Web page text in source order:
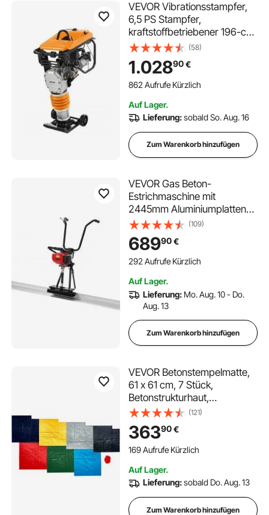
VEVOR Vibrationsstampfer,
6,5 PS Stampfer,
kraftstoffbetriebener 196-cc-
Grabenstampfer, 3600 lbs
Schlagkraft, 26 Zoll max.
Verdichtungstiefe, für Erde,
Kies, Fundamente,
(58)
1.02890€
862 Aufrufe Kürzlich
Auf Lager.
Lieferung:sobald So. Aug. 16
Zum Warenkorb hinzufügen
VEVOR Gas Beton-
Estrichmaschine mit
2445mm Aluminiumplatten-
Geradekantenstangensatz,
4-Takt-Vibrationsmotor für
Zement-Finishing mit
höhenverstellbaren Griffen,
Betonwerkzeuge 6500U/min
(109)
68990€
292 Aufrufe Kürzlich
Auf Lager.
Lieferung: Mo. Aug. 10 - Do.
Aug. 13
Zum Warenkorb hinzufügen
VEVOR Betonstempelmatte,
61 x 61 cm, 7 Stück,
Betonstrukturhaut,
Polyurethan-Stempel,
Steinfliesen-Strukturmatte,
Schieferbodenabdruck,
nahtloser Stempel,
Außenbereiche, mehrfarbig
(121)
36390€
169 Aufrufe Kürzlich
Auf Lager.
Lieferung:sobald Do. Aug. 13
Zum Warenkorb hinzufügen